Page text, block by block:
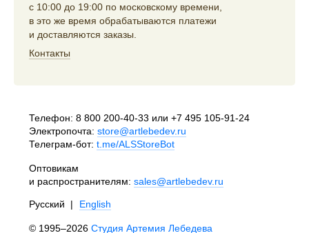
с 10:00 до 19:00 по московскому времени,
в это же время обрабатываются платежи
и доставляются заказы.
Контакты
Телефон: 8 800 200-40-33 или +7 495 105-91-24
Электропочта: store@artlebedev.ru
Телеграм-бот: t.me/ALSStoreBot
Оптовикам
и распространителям: sales@artlebedev.ru
Русский | English
© 1995–2026 Студия Артемия Лебедева